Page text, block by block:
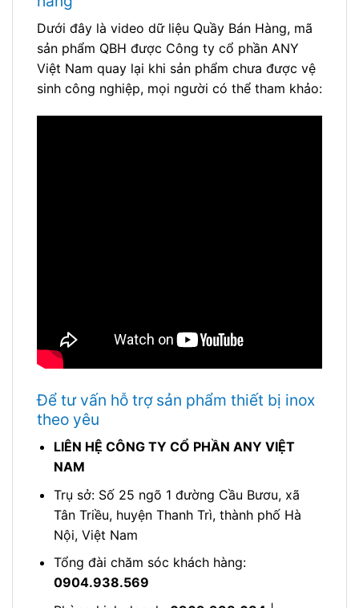
Dưới đây là video dữ liệu Quầy Bán Hàng, mã
sản phẩm QBH được Công ty cổ phần ANY
Việt Nam quay lại khi sản phẩm chưa được vệ
sinh công nghiệp, mọi người có thể tham khảo:
Để tư vấn hỗ trợ sản phẩm thiết bị inox
theo yêu
LIÊN HỆ CÔNG TY CỔ PHẦN ANY VIỆT
NAM
Trụ sở: Số 25 ngõ 1 đường Cầu Bươu, xã
Tân Triều, huyện Thanh Trì, thành phố Hà
Nội, Việt Nam
Tổng đài chăm sóc khách hàng:
0904.938.569